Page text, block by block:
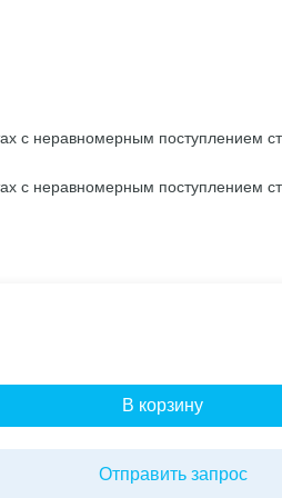
с неравномерным поступлением
с неравномерным поступлением
В корзину
Отправить запрос